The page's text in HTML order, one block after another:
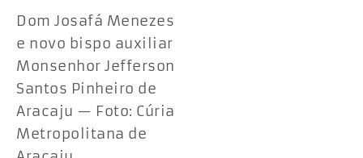
Dom Josafá Menezes
e novo bispo auxiliar
Monsenhor Jefferson
Santos Pinheiro de
Aracaju — Foto: Cúria
Metropolitana de